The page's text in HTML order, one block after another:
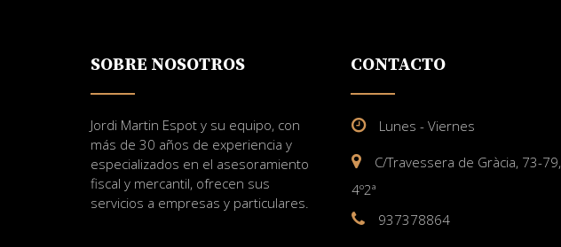
SOBRE NOSOTROS
Jordi Martin Espot y su equipo, con
más de 30 años de experiencia y
especializados en el asesoramiento
fiscal y mercantil, ofrecen sus
servicios a empresas y particulares.
CONTACTO
Lunes - Viernes
C/Travessera de Gràcia, 73-79,
4º2ª
937378864